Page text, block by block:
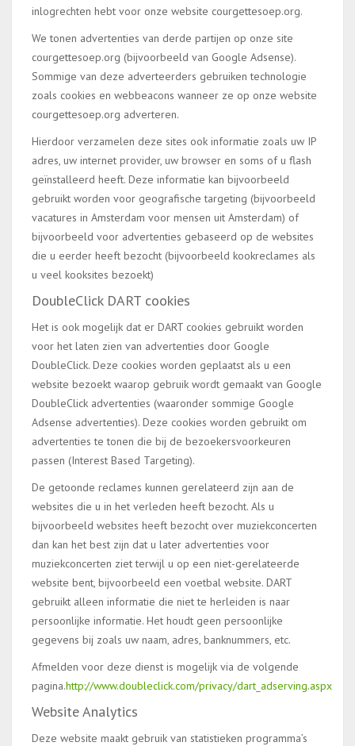
inlogrechten hebt voor onze website courgettesoep.org.
We tonen advertenties van derde partijen op onze site
courgettesoep.org (bijvoorbeeld van Google Adsense).
Sommige van deze adverteerders gebruiken technologie
zoals cookies en webbeacons wanneer ze op onze website
courgettesoep.org adverteren.
Hierdoor verzamelen deze sites ook informatie zoals uw IP
adres, uw internet provider, uw browser en soms of u flash
geïnstalleerd heeft. Deze informatie kan bijvoorbeeld
gebruikt worden voor geografische targeting (bijvoorbeeld
vacatures in Amsterdam voor mensen uit Amsterdam) of
bijvoorbeeld voor advertenties gebaseerd op de websites
die u eerder heeft bezocht (bijvoorbeeld kookreclames als
u veel kooksites bezoekt)
DoubleClick DART cookies
Het is ook mogelijk dat er DART cookies gebruikt worden
voor het laten zien van advertenties door Google
DoubleClick. Deze cookies worden geplaatst als u een
website bezoekt waarop gebruik wordt gemaakt van Google
DoubleClick advertenties (waaronder sommige Google
Adsense advertenties). Deze cookies worden gebruikt om
advertenties te tonen die bij de bezoekersvoorkeuren
passen (Interest Based Targeting).
De getoonde reclames kunnen gerelateerd zijn aan de
websites die u in het verleden heeft bezocht. Als u
bijvoorbeeld websites heeft bezocht over muziekconcerten
dan kan het best zijn dat u later advertenties voor
muziekconcerten ziet terwijl u op een niet-gerelateerde
website bent, bijvoorbeeld een voetbal website. DART
gebruikt alleen informatie die niet te herleiden is naar
persoonlijke informatie. Het houdt geen persoonlijke
gegevens bij zoals uw naam, adres, banknummers, etc.
Afmelden voor deze dienst is mogelijk via de volgende
pagina.http://www.doubleclick.com/privacy/dart_adserving.aspx
Website Analytics
Deze website maakt gebruik van statistieken programma’s